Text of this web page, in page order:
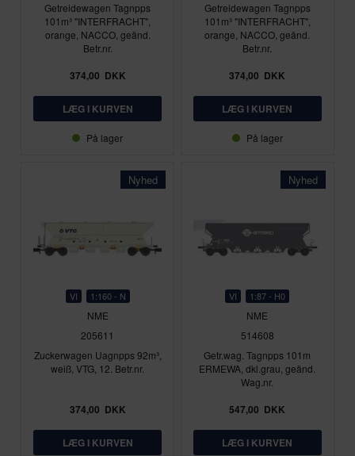
Getreidewagen Tagnpps
101m³ "INTERFRACHT",
orange, NACCO, geänd.
Betr.nr.
374,00 DKK
På lager
Getreidewagen Tagnpps
101m³ "INTERFRACHT",
orange, NACCO, geänd.
Betr.nr.
374,00 DKK
På lager
Nyhed
VI 1:160 - N
NME
205611
Zuckerwagen Uagnpps 92m³,
weiß, VTG, 12. Betr.nr.
374,00 DKK
Nyhed
VI 1:87 - H0
NME
514608
Getr.wag. Tagnpps 101m
ERMEWA, dkl.grau, geänd.
Wag.nr.
547,00 DKK